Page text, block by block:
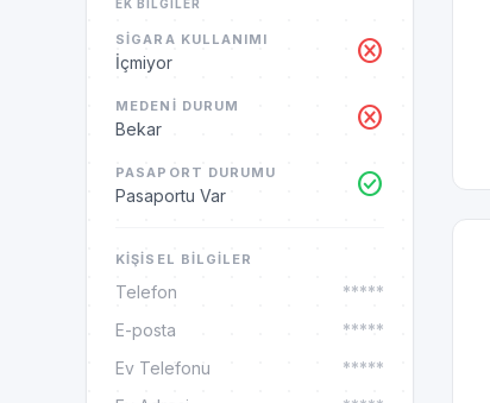
EK BILGILER
SIGARA KULLANIMI
İçmiyor cancel
MEDENI DURUM
Bekar cancel
PASAPORT DURUMU
Pasaportu Var check_circle
KIŞISEL BILGILER
Telefon
*****
E-posta
*****
Ev Telefonu
*****